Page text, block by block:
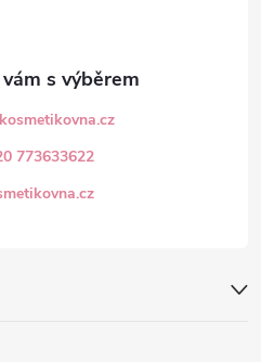
773633622